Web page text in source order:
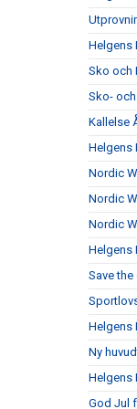
Helgens
Sko och
Sko-
Kallelse
Helgens
Nordic
Nordic
Nordic
Helgens
Save the
Helgens
Ny
Helgens
God Jul